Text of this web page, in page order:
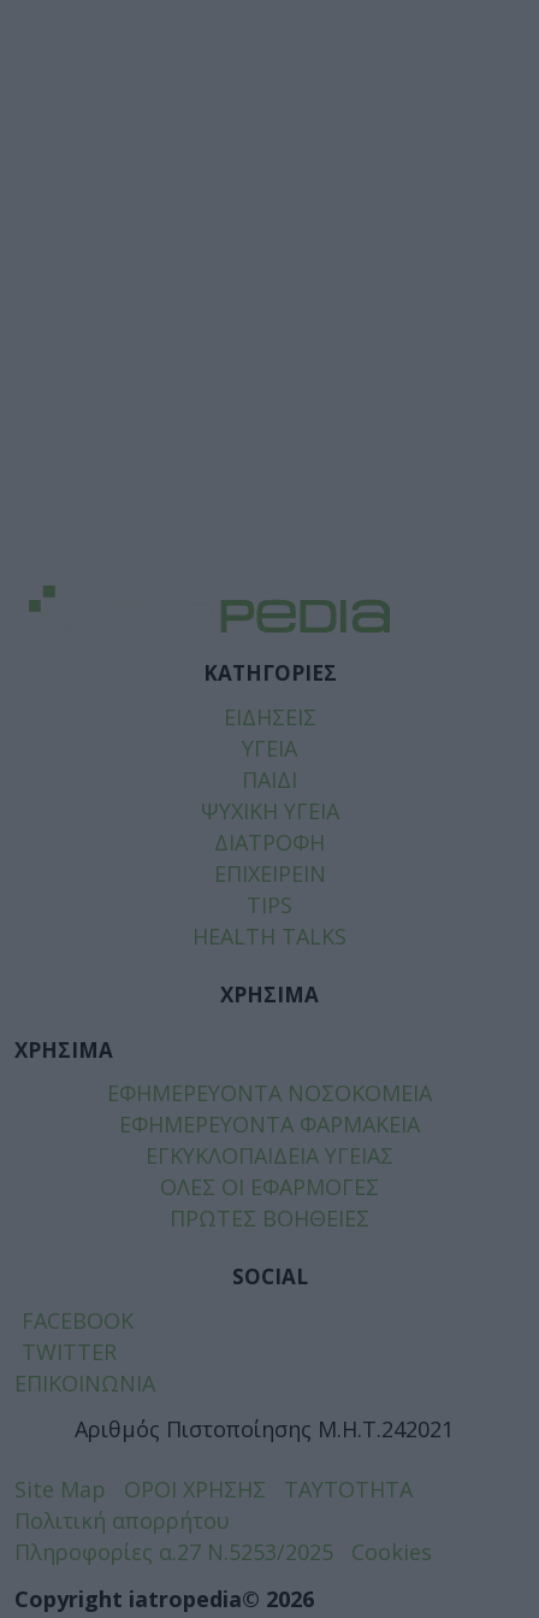
ΚΑΤΗΓΟΡΙΕΣ
ΕΙΔΗΣΕΙΣ
ΥΓΕΙΑ
ΠΑΙΔΙ
ΨΥΧΙΚΗ ΥΓΕΙΑ
ΔΙΑΤΡΟΦΗ
ΕΠΙΧΕΙΡΕΙΝ
TIPS
HEALTH TALKS
ΧΡΗΣΙΜΑ
ΧΡΗΣΙΜΑ
ΕΦΗΜΕΡΕΥΟΝΤΑ ΝΟΣΟΚΟΜΕΙΑ
ΕΦΗΜΕΡΕΥΟΝΤΑ ΦΑΡΜΑΚΕΙΑ
ΕΓΚΥΚΛΟΠΑΙΔΕΙΑ ΥΓΕΙΑΣ
ΟΛΕΣ ΟΙ ΕΦΑΡΜΟΓΕΣ
ΠΡΩΤΕΣ ΒΟΗΘΕΙΕΣ
SOCIAL
FACEBOOK
TWITTER
ΕΠΙΚΟΙΝΩΝΙΑ
Αριθμός Πιστοποίησης Μ.Η.Τ.242021
Site Map ΟΡΟΙ ΧΡΗΣΗΣ
ΤΑΥΤΟΤΗΤΑ
Πολιτική απορρήτου
Πληροφορίες α.27 Ν.5253/2025
Cookies
Copyright iatropedia© 2026